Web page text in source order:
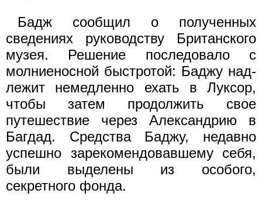
Бадж сообщил о полученных
сведениях руководству Британского
музея. Решение последовало с
молниеносной быстротой: Баджу над-
лежит немедленно ехать в Луксор,
чтобы затем продолжить свое
путешествие через Александрию в
Багдад. Средства Баджу, недавно
успешно зарекомендовавшему себя,
были выделены из особого,
секретного фонда.